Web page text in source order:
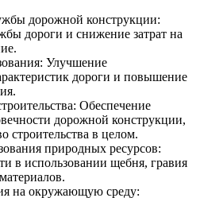
дорожной конструкции:
дороги и снижение затрат на
Улучшение
дороги и повышение
Обеспечение
дорожной конструкции,
строительства в целом.
природных ресурсов:
в использовании щебня, гравия
на окружающую среду: